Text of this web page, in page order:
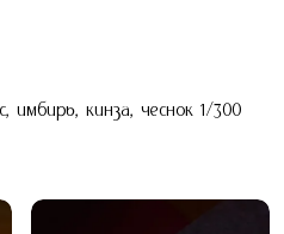
имбирь, кинза, чеснок 1/300